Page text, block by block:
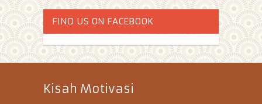
FIND US ON FACEBOOK
Kisah Motivasi